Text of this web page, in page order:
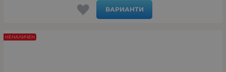
ВАРИАНТИ
НЕНАЛИЧЕН